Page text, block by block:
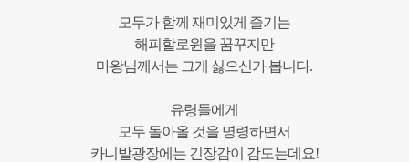
모두가 함께 재미있게 즐기는
해피할로윈을 꿈꾸지만
마왕님께서는 그게 싫으신가 봅니다.
유령들에게
모두 돌아올 것을 명령하면서
카니발광장에는 긴장감이 감도는데요!